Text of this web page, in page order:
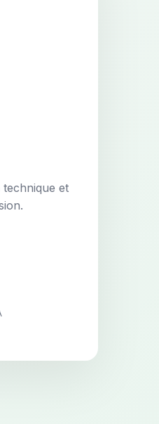
et